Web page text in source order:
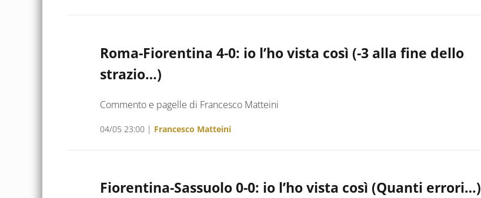
Roma-Fiorentina 4-0: io l’ho vista così (-3 alla fine dello
strazio…)
Commento e pagelle di Francesco Matteini
04/05 23:00 | Francesco Matteini
Fiorentina-Sassuolo 0-0: io l’ho vista così (Quanti errori…)